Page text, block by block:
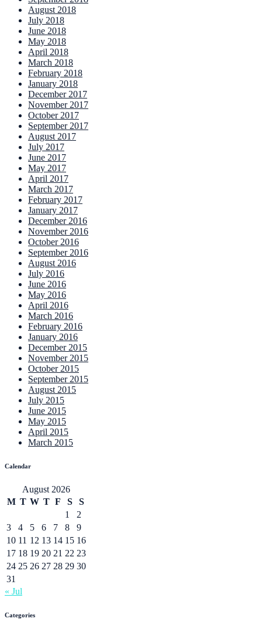
August 2018
July 2018
June 2018
May 2018
April 2018
March 2018
February 2018
January 2018
December 2017
November 2017
October 2017
September 2017
August 2017
July 2017
June 2017
May 2017
April 2017
March 2017
February 2017
January 2017
December 2016
November 2016
October 2016
September 2016
August 2016
July 2016
June 2016
May 2016
April 2016
March 2016
February 2016
January 2016
December 2015
November 2015
October 2015
September 2015
August 2015
July 2015
June 2015
May 2015
April 2015
March 2015
Calendar
August 2026
M T W T F S
S
1
2
3
4 5 6 7 8
9
10 11 12 13 14 15 16
17 18 19 20 21 22 23
24 25 26 27 28 29 30
31
« Jul
Categories